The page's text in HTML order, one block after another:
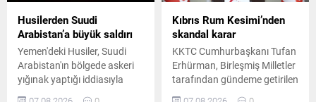
Husilerden Suudi
Arabistan’a büyük saldırı
Yemen'deki Husiler, Suudi
Arabistan'ın bölgede askeri
yığınak yaptığı iddiasıyla
Kıbrıs Rum Kesimi’nden
skandal karar
KKTC Cumhurbaşkanı Tufan
Erhürman, Birleşmiş Milletler
tarafından gündeme getirilen